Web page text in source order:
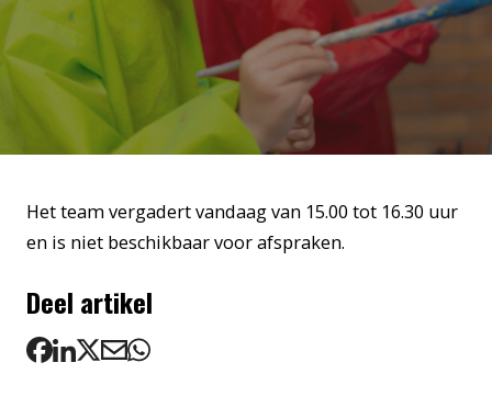
Het team vergadert vandaag van 15.00 tot 16.30 uur
en is niet beschikbaar voor afspraken.
Deel artikel